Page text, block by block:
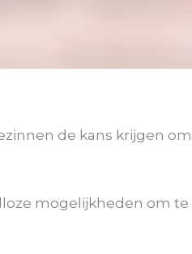
de kans krijgen
mogelijkheden om